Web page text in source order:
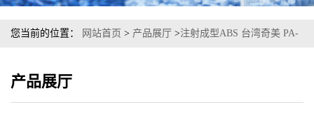
您当前的位置： 网站首页 > 产品展厅 >注射成型ABS 台湾奇美 PA-
产品展厅